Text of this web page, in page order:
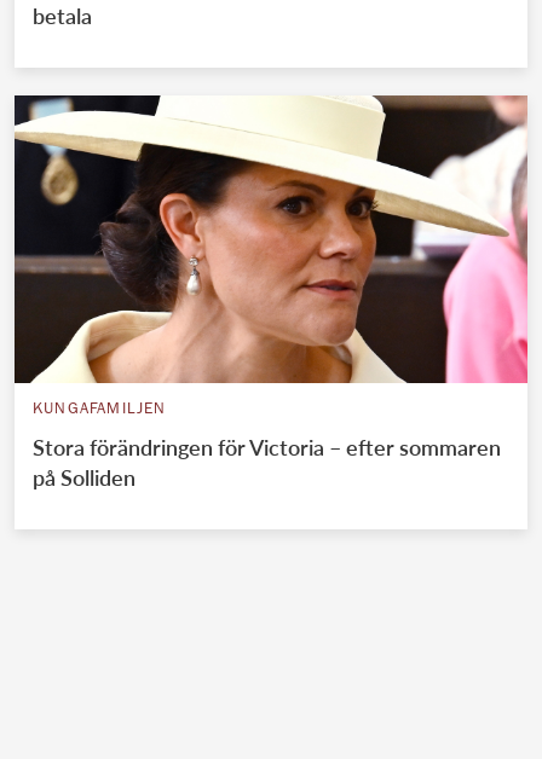
betala
KUNGAFAMILJEN
Stora förändringen för Victoria – efter sommaren
på Solliden